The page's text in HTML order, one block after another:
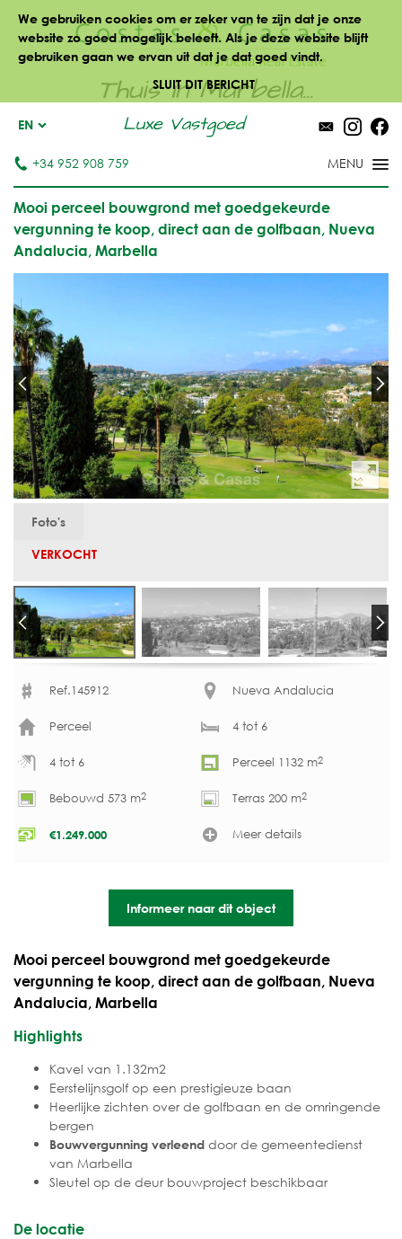
We gebruiken cookies om er zeker van te zijn dat je onze
website zo goed mogelijk beleeft. Als je deze website blijft
gebruiken gaan we ervan uit dat je dat goed vindt.
SLUIT DIT BERICHT
Thuis in Marbella...
Luxe Vastgoed
EN
+34 952 908 759
Mooi perceel bouwgrond met goedgekeurde
vergunning te koop, direct aan de golfbaan, Nueva
Andalucia, Marbella
Foto's
VERKOCHT
Ref.145912 Nueva Andalucia
Perceel 4 tot 6
4 tot 6 Perceel 1132 m2
Bebouwd 573 m2 Terras 200 m2
€1.249.000 Meer details
Informeer naar dit object
Mooi perceel bouwgrond met goedgekeurde
vergunning te koop, direct aan de golfbaan, Nueva
Andalucia, Marbella
Highlights
Kavel van 1.132m2
Eerstelijnsgolf op een prestigieuze baan
Heerlijke zichten over de golfbaan en de omringende
bergen
Bouwvergunning verleend door de gemeentedienst
van Marbella
Sleutel op de deur bouwproject beschikbaar
De locatie